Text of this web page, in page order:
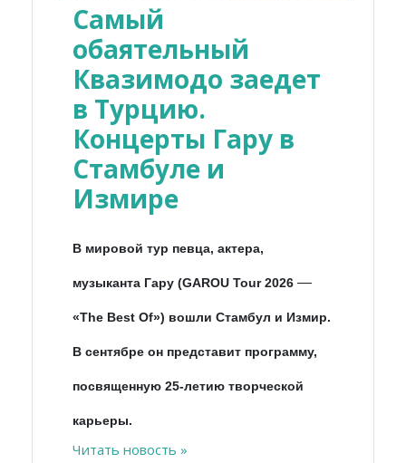
Самый
обаятельный
Квазимодо заедет
в Турцию.
Концерты Гару в
Стамбуле и
Измире
В мировой тур певца, актера,
музыканта Гару (GAROU Tour 2026 —
«The Best Of») вошли Стамбул и Измир.
В сентябре он представит программу,
посвященную 25-летию творческой
карьеры.
Читать новость »